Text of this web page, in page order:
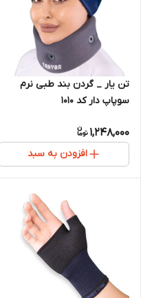
تن یار _ گردن بند طبی نرم
سوپاپ دار کد 1010
1,248,000
افزودن به سبد